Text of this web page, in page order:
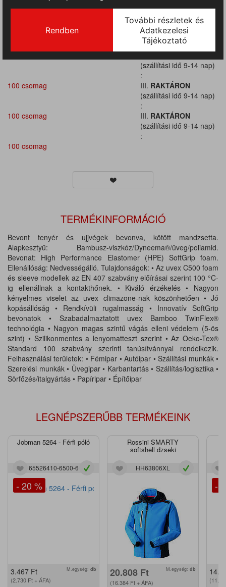
:
100 csomag
III.RAKTÁRON
(szállítási idő 9-14 nap)
(szállítási idő 9-14 nap)
:
100 csomag
III. RAKTÁRON
(szállítási idő 9-14 nap)
:
100 csomag
III. RAKTÁRON
(szállítási idő 9-14 nap)
:
100 csomag
TERMÉKINFORMÁCIÓ
Bevont tenyér és ujjvégek bevonva, kötött mandzsetta.
Alapkesztyű: Bambusz-viszkóz/Dyneema®/üveg/poliamid.
Bevonat: High Performance Elastomer (HPE) SoftGrip foam.
Ellenállóság: Nedvességálló. Tulajdonságok: • Az uvex C500 foam
és sleeve modellek az EN 407 szabvány előírásai szerint 100 °C-
ig ellenállnak a kontakthőnek. • Kiváló érzékelés • Nagyon
kényelmes viselet az uvex climazone-nak köszönhetően • Jó
kopásállóság • Rendkívüli rugalmasság • Innovatív SoftGrip
bevonatok • Szabadalmaztatott uvex Bamboo TwinFlex®
technológia • Nagyon magas szintű vágás elleni védelem (5-ös
szint) • Szilikonmentes a lenyomatteszt szerint • Az Oeko-Tex®
Standard 100 szabvány szerinti tanúsítvánnyal rendelkezik.
Felhasználási területek: • Fémipar • Autóipar • Szállítási munkák •
Szerelési munkák • Üvegipar • Karbantartás • Szállítás/logisztika •
Sörfőzés/italgyártás • Papíripar • Építőipar
LEGNÉPSZERŰBB TERMÉKEINK
Jobman 5264 - Férfi póló
65526410-6500-6
- 20 %
3.467 Ft
(2.730 Ft + ÁFA)
M.egység: db
Rossini SMARTY
softshell dzseki
HH63806XL
20.808 Ft
(16.384 Ft + ÁFA)
M.egység: db
-